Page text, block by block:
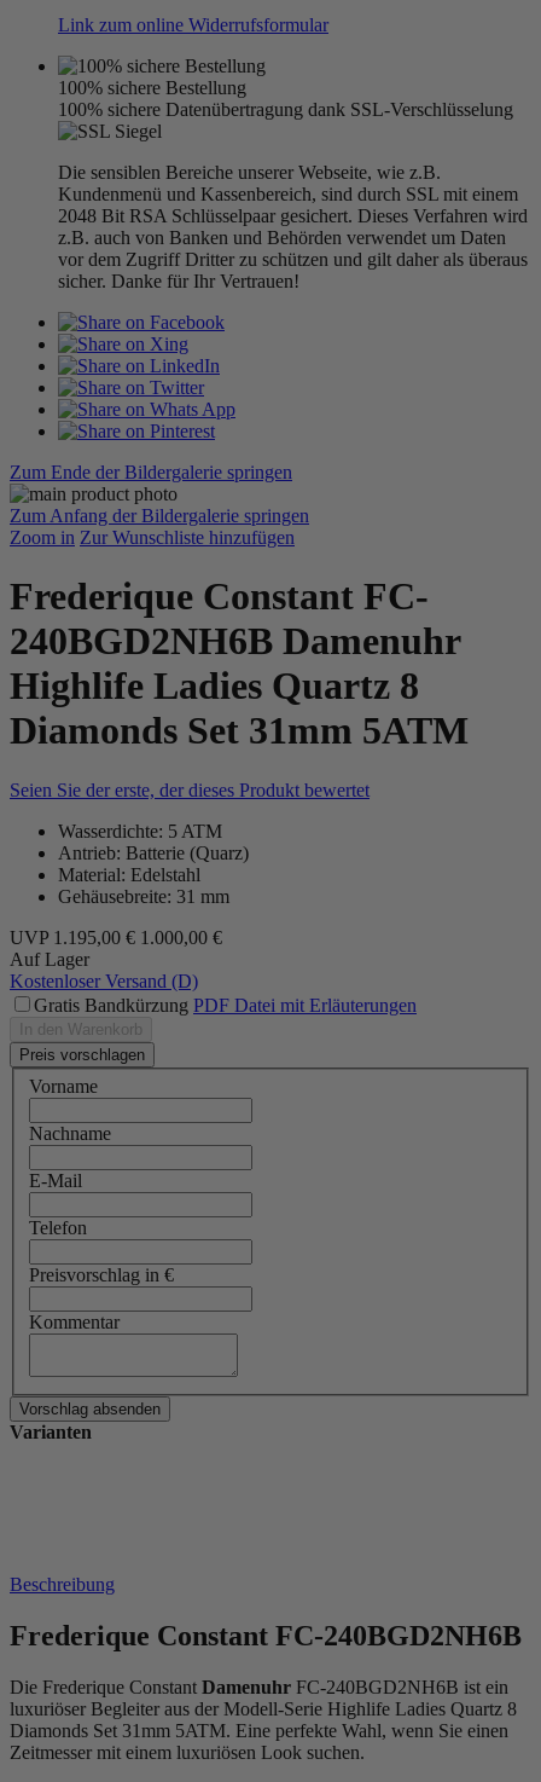
Link zum online Widerrufsformular
100% sichere Bestellung
100% sichere Datenübertragung dank SSL-Verschlüsselung
Die sensiblen Bereiche unserer Webseite, wie z.B.
Kundenmenü und Kassenbereich, sind durch SSL mit einem
2048 Bit RSA Schlüsselpaar gesichert. Dieses Verfahren wird
z.B. auch von Banken und Behörden verwendet um Daten
vor dem Zugriff Dritter zu schützen und gilt daher als überaus
sicher. Danke für Ihr Vertrauen!
Zum Ende der Bildergalerie springen
Zum Anfang der Bildergalerie springen
Zoom in Zur Wunschliste hinzufügen
Frederique Constant FC-
240BGD2NH6B Damenuhr
Highlife Ladies Quartz 8
Diamonds Set 31mm 5ATM
Seien Sie der erste, der dieses Produkt bewertet
Wasserdichte: 5 ATM
Antrieb: Batterie (Quarz)
Material: Edelstahl
Gehäusebreite: 31 mm
UVP 1.195,00 € 1.000,00 €
Auf Lager
Kostenloser Versand (D)
Gratis Bandkürzung PDF Datei mit Erläuterungen
In den Warenkorb
Preis vorschlagen
Vorname
Nachname
E-Mail
Telefon
Preisvorschlag in €
Kommentar
Varianten
Beschreibung
Frederique Constant FC-240BGD2NH6B
Die Frederique Constant Damenuhr FC-240BGD2NH6B ist ein
luxuriöser Begleiter aus der Modell-Serie Highlife Ladies Quartz 8
Diamonds Set 31mm 5ATM. Eine perfekte Wahl, wenn Sie einen
Zeitmesser mit einem luxuriösen Look suchen.